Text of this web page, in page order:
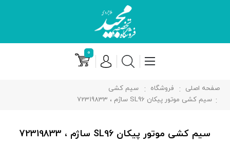
۰
صفحه اصلی فروشگاه
سیم کشی
سیم کشی موتور پیکان SL96 ساژم ، 72319833
سیم کشی موتور پیکان SL96 ساژم ، 72319833